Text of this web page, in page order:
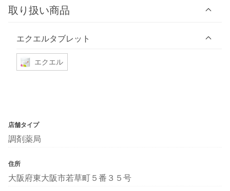
取り扱い商品
エクエルタブレット
エクエル
店舗タイプ
調剤薬局
住所
大阪府東大阪市若草町５番３５号